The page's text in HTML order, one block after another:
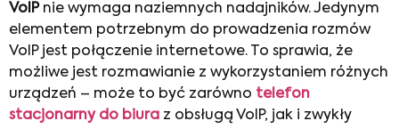
VoIPnie wymaga naziemnych nadajników. Jedynym
elementem potrzebnym do prowadzenia rozmów
VoIP jest połączenie internetowe. To sprawia, że
możliwe jest rozmawianie z wykorzystaniem różnych
urządzeń – może to być zarówno telefon
stacjonarny do biura z obsługą VoIP, jak i zwykły